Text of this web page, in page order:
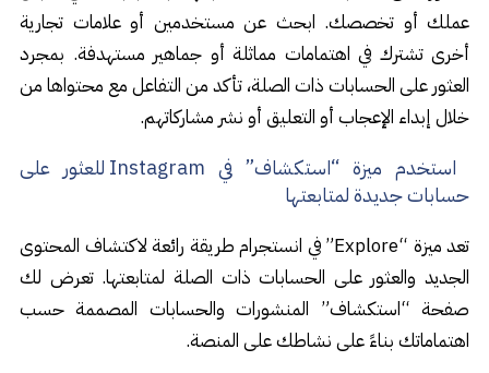
عملك أو تخصصك. ابحث عن مستخدمين أو علامات تجارية
أخرى تشترك في اهتمامات مماثلة أو جماهير مستهدفة. بمجرد
العثور على الحسابات ذات الصلة، تأكد من التفاعل مع محتواها من
خلال إبداء الإعجاب أو التعليق أو نشر مشاركاتهم.
استخدم ميزة “استكشاف” في Instagram للعثور على
حسابات جديدة لمتابعتها
تعد ميزة “Explore” في انستجرام طريقة رائعة لاكتشاف المحتوى
الجديد والعثور على الحسابات ذات الصلة لمتابعتها. تعرض لك
صفحة “استكشاف” المنشورات والحسابات المصممة حسب
اهتماماتك بناءً على نشاطك على المنصة.